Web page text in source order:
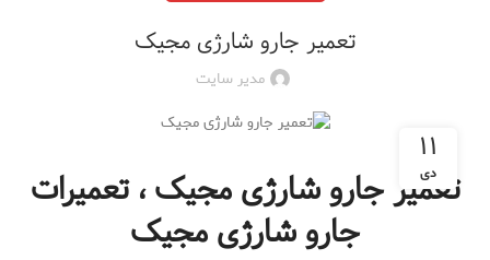
تعمیر جارو شارژی مجیک
مدیر سایت
۱۱
دی
تعمیر جارو شارژی مجیک ، تعمیرات
جارو شارژی مجیک